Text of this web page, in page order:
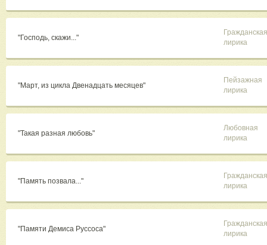
"Господь, скажи..."
Гражданская
лирика
"Март, из цикла Двенадцать месяцев"
Пейзажная
лирика
"Такая разная любовь"
Любовная
лирика
"Память позвала..."
Гражданская
лирика
"Памяти Демиса Руссоса"
Гражданская
лирика